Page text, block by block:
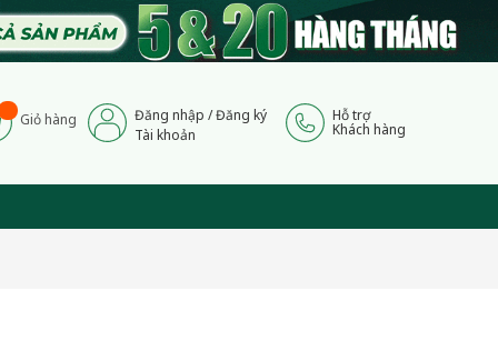
Giỏ hàng Đăng nhập /Đăng ký
Tài khoản
Hỗ trợ
Khách hàng